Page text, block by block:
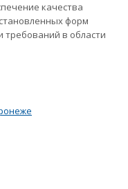
качества
форм
требований в области